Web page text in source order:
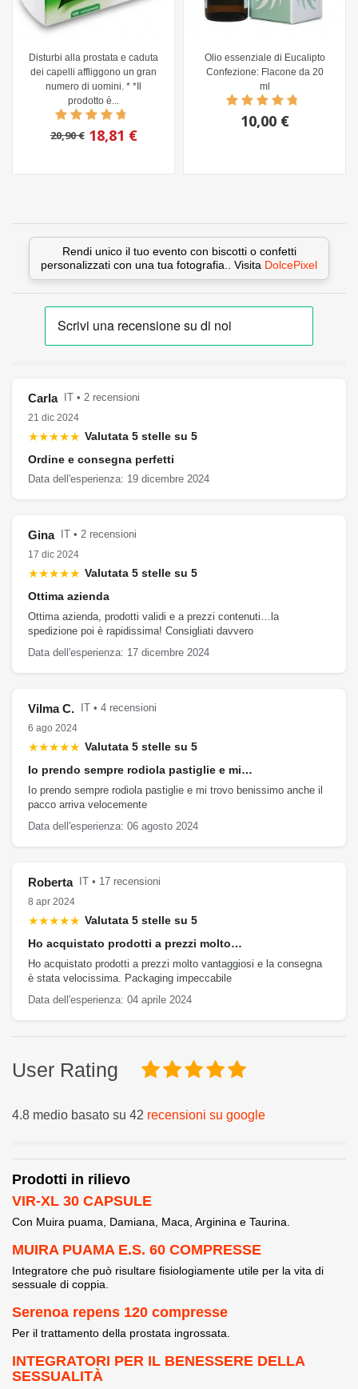
Disturbi alla prostata e caduta
dei capelli affliggono un gran
numero di uomini. * *Il
prodotto è...
20,90 € 18,81 €
Olio essenziale di Eucalipto
Confezione: Flacone da 20
ml
10,00 €
Rendi unico il tuo evento con biscotti o confetti
personalizzati con una tua fotografia.. Visita DolcePixel
Carla
IT • 2 recensioni
21 dic 2024
★★★★★ Valutata 5 stelle su 5
Ordine e consegna perfetti
Data dell'esperienza: 19 dicembre 2024
Gina
IT • 2 recensioni
17 dic 2024
★★★★★ Valutata 5 stelle su 5
Ottima azienda
Ottima azienda, prodotti validi e a prezzi contenuti…la
spedizione poi è rapidissima! Consigliati davvero
Data dell'esperienza: 17 dicembre 2024
Vilma C.
IT • 4 recensioni
6 ago 2024
★★★★★ Valutata 5 stelle su 5
Io prendo sempre rodiola pastiglie e mi…
Io prendo sempre rodiola pastiglie e mi trovo benissimo anche il
pacco arriva velocemente
Data dell'esperienza: 06 agosto 2024
Roberta
IT • 17 recensioni
8 apr 2024
★★★★★ Valutata 5 stelle su 5
Ho acquistato prodotti a prezzi molto…
Ho acquistato prodotti a prezzi molto vantaggiosi e la consegna
è stata velocissima. Packaging impeccabile
Data dell'esperienza: 04 aprile 2024
User Rating
4.8 medio basato su 42 recensioni su google
Prodotti in rilievo
VIR-XL 30 CAPSULE
Con Muira puama, Damiana, Maca, Arginina e Taurina.
MUIRA PUAMA E.S. 60 COMPRESSE
Integratore che può risultare fisiologiamente utile per la vita di
sessuale di coppia.
Serenoa repens 120 compresse
Per il trattamento della prostata ingrossata.
INTEGRATORI PER IL BENESSERE DELLA
SESSUALITÀ